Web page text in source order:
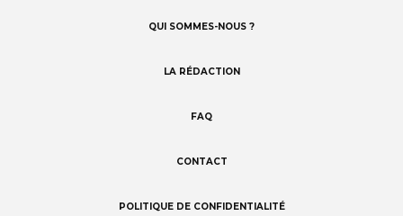
QUI SOMMES-NOUS ?
LA RÉDACTION
FAQ
CONTACT
POLITIQUE DE CONFIDENTIALITÉ